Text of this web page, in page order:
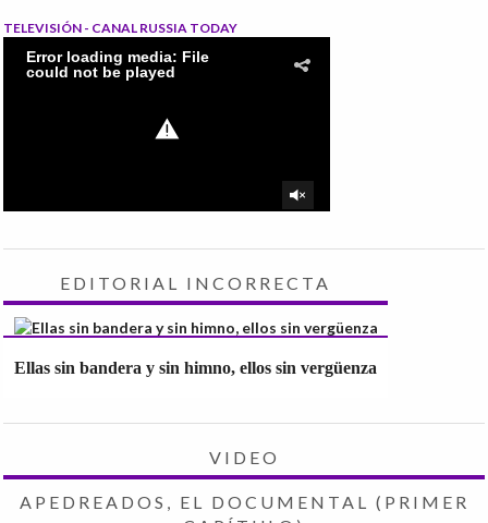
TELEVISIÓN - CANAL RUSSIA TODAY
EDITORIAL INCORRECTA
Ellas sin bandera y sin himno, ellos sin vergüenza
VIDEO
APEDREADOS, EL DOCUMENTAL (PRIMER